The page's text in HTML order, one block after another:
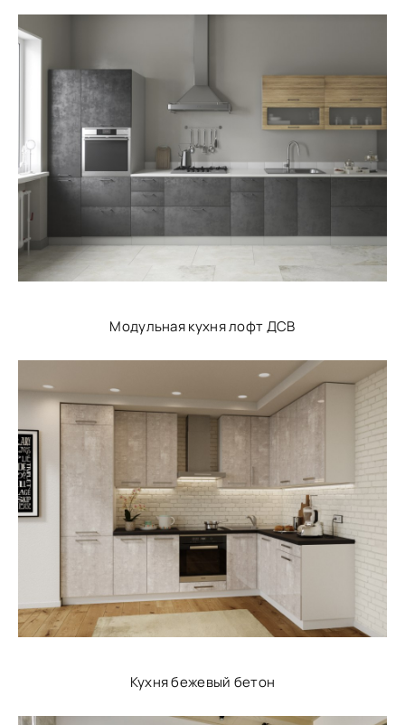
Модульная кухня лофт ДСВ
Кухня бежевый бетон